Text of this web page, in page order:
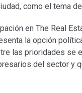
como el tema
en The Real
la opción
las prioridades se
del sector y